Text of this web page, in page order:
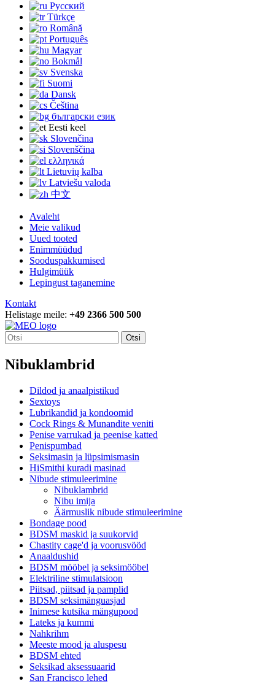
Русский
Türkçe
Română
Português
Magyar
Bokmål
Svenska
Suomi
Dansk
Čeština
български език
Eesti keel
Slovenčina
Slovenščina
ελληνικά
Lietuvių kalba
Latviešu valoda
中文
Avaleht
Meie valikud
Uued tooted
Enimmüüdud
Sooduspakkumised
Hulgimüük
Lepingust taganemine
Kontakt
Helistage meile: +49 2366 500 500
Otsi
Nibuklambrid
Dildod ja anaalpistikud
Sextoys
Lubrikandid ja kondoomid
Cock Rings & Munandite veniti
Penise varrukad ja peenise katted
Penispumbad
Seksimasin ja lüpsimismasin
HiSmithi kuradi masinad
Nibude stimuleerimine
Nibuklambrid
Nibu imija
Äärmuslik nibude stimuleerimine
Bondage pood
BDSM maskid ja suukorvid
Chastity cage'd ja voorusvööd
Anaaldushid
BDSM mööbel ja seksimööbel
Elektriline stimulatsioon
Piitsad, piitsad ja pamplid
BDSM seksimänguasjad
Inimese kutsika mängupood
Lateks ja kummi
Nahkrihm
Meeste mood ja aluspesu
BDSM ehted
Seksikad aksessuaarid
San Francisco lehed